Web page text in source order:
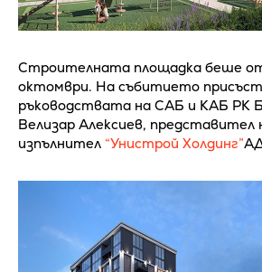
Строителната площадка беше
октомври. На събитието
ръководствата на САБ и КАБ РК
Велизар Алексиев,
изпълнител “Унистрой Холдинг”